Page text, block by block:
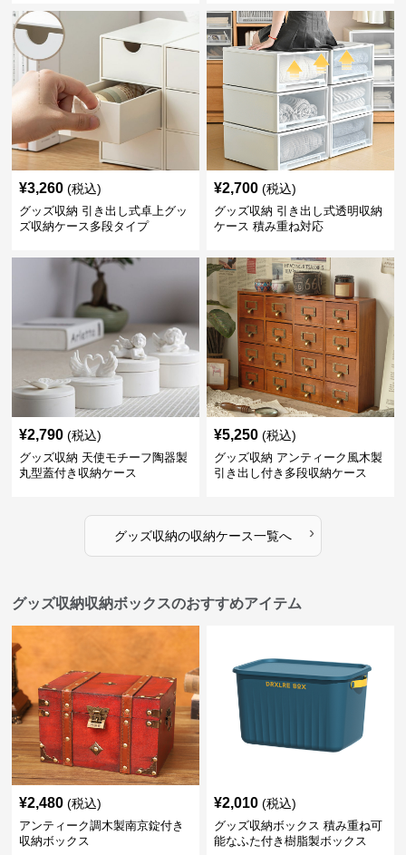
¥3,260 (税込)
グッズ収納 引き出し式卓上グッ
ズ収納ケース多段タイプ
¥2,700 (税込)
グッズ収納 引き出し式透明収納
ケース 積み重ね対応
¥2,790 (税込)
グッズ収納 天使モチーフ陶器製
丸型蓋付き収納ケース
¥5,250 (税込)
グッズ収納 アンティーク風木製
引き出し付き多段収納ケース
グッズ収納の収納ケース一覧へ ›
グッズ収納収納ボックスのおすすめアイテム
¥2,480 (税込)
アンティーク調木製南京錠付き
収納ボックス
¥2,010 (税込)
グッズ収納ボックス 積み重ね可
能なふた付き樹脂製ボックス